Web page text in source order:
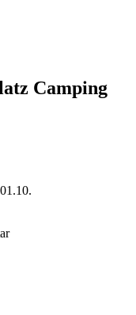
Camping
01.10.